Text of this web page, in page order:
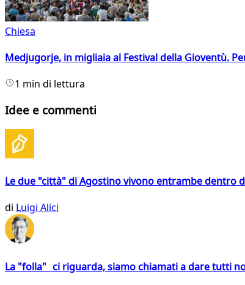
Chiesa
Medjugorje, in migliaia al Festival della Gioventù.
1 min di lettura
Idee e commenti
Le due "città" di Agostino vivono entrambe dentro
di Luigi Alici
La "folla" ci riguarda, siamo chiamati a dare tutti